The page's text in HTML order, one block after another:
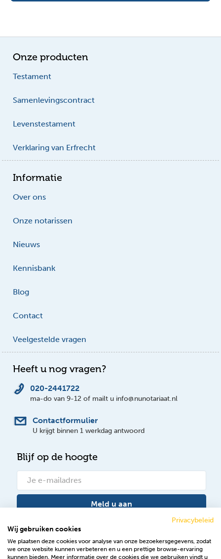
Onze producten
Testament
Samenlevingscontract
Levenstestament
Verklaring van Erfrecht
Informatie
Over ons
Onze notarissen
Nieuws
Kennisbank
Blog
Contact
Veelgestelde vragen
Heeft u nog vragen?
020-2441722
ma-do van 9-12 of mailt u info@nunotariaat.nl
Contactformulier
U krijgt binnen 1 werkdag antwoord
Blijf op de hoogte
Meld u aan
Volg ons op Facebook
Privacybeleid
Wij gebruiken cookies
We plaatsen deze cookies voor analyse van onze bezoekersgegevens, zodat
we onze website kunnen verbeteren en u een prettige browse-ervaring
kunnen bieden. Meer informatie over de cookies die we gebruiken vindt u